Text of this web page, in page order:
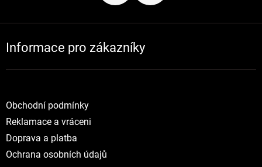
Informace pro zákazníky
Obchodní podmínky
Reklamace a vráceni
Doprava a platba
Ochrana osobních údajů